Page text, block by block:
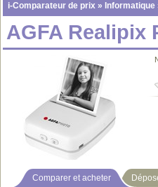
i-Comparateur de prix » Informatique
AGFA Realipix
Comparer et acheter